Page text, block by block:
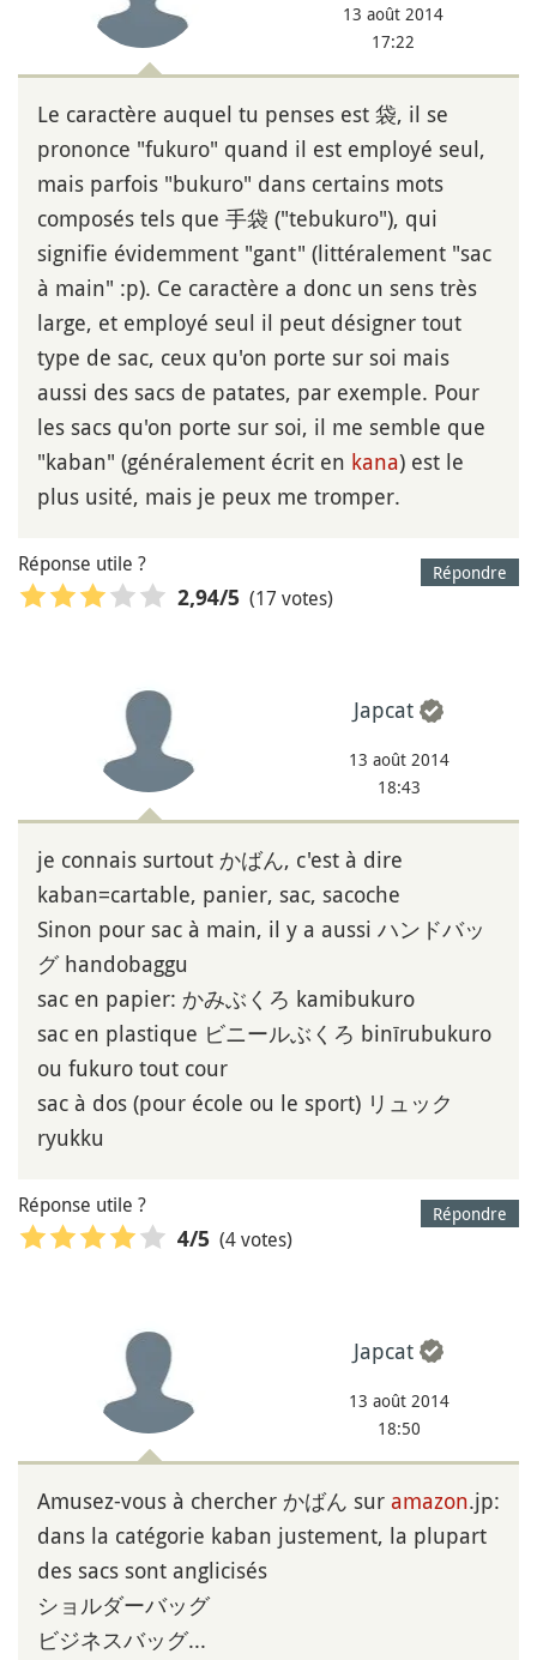
13 août 2014
17:22
Le caractère auquel tu penses est 袋, il se
prononce "fukuro" quand il est employé seul,
mais parfois "bukuro" dans certains mots
composés tels que 手袋 ("tebukuro"), qui
signifie évidemment "gant" (littéralement "sac
à main" :p). Ce caractère a donc un sens très
large, et employé seul il peut désigner tout
type de sac, ceux qu'on porte sur soi mais
aussi des sacs de patates, par exemple. Pour
les sacs qu'on porte sur soi, il me semble que
"kaban" (généralement écrit en kana) est le
plus usité, mais je peux me tromper.
Répondre
Réponse utile ?
2,94/5 (17 votes)
Japcat
13 août 2014
18:43
je connais surtout かばん, c'est à dire
kaban=cartable, panier, sac, sacoche
Sinon pour sac à main, il y a aussi ハンドバッ
グ handobaggu
sac en papier: かみぶくろ kamibukuro
sac en plastique ビニールぶくろ binīrubukuro
ou fukuro tout cour
sac à dos (pour école ou le sport) リュック
ryukku
Répondre
Réponse utile ?
4/5 (4 votes)
Japcat
13 août 2014
18:50
Amusez-vous à chercher かばん sur amazon.jp:
dans la catégorie kaban justement, la plupart
des sacs sont anglicisés
ショルダーバッグ
ビジネスバッグ...